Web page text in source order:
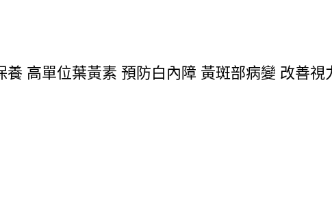
養 高單位葉黃素 預防白內障 黃斑部病變 改善